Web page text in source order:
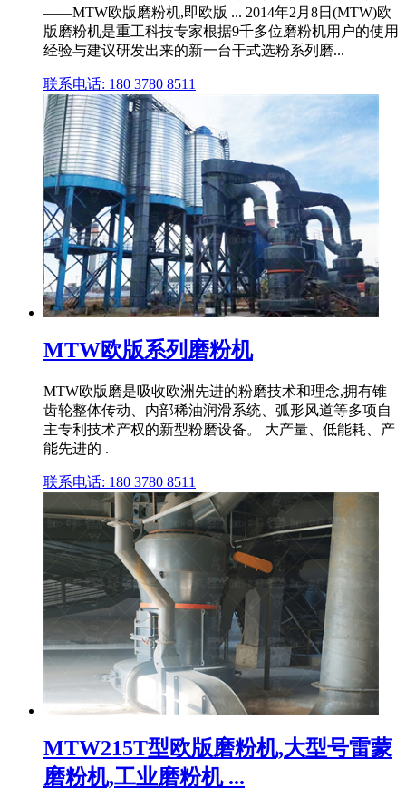
——MTW欧版磨粉机,即欧版 ... 2014年2月8日(MTW)欧
版磨粉机是重工科技专家根据9千多位磨粉机用户的使用
经验与建议研发出来的新一台干式选粉系列磨...
联系电话: 180 3780 8511
MTW欧版系列磨粉机
MTW欧版磨是吸收欧洲先进的粉磨技术和理念,拥有锥
齿轮整体传动、内部稀油润滑系统、弧形风道等多项自
主专利技术产权的新型粉磨设备。 大产量、低能耗、产
能先进的 .
联系电话: 180 3780 8511
MTW215T型欧版磨粉机,大型号雷蒙
磨粉机,工业磨粉机 ...